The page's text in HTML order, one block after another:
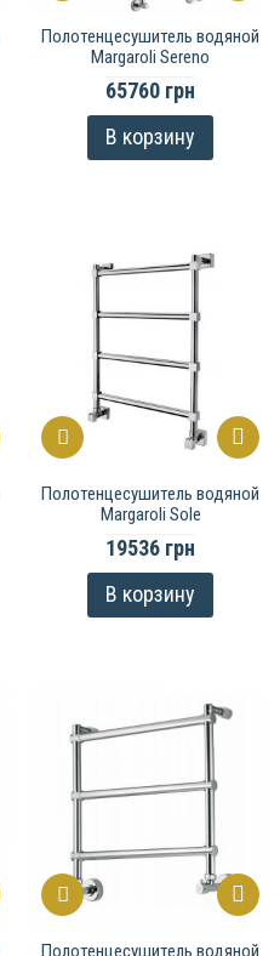
Полотенцесушитель водяной
Margaroli Sereno
65760 грн
В корзину
Полотенцесушитель водяной
Margaroli Sole
19536 грн
В корзину
Полотенцесушитель водяной